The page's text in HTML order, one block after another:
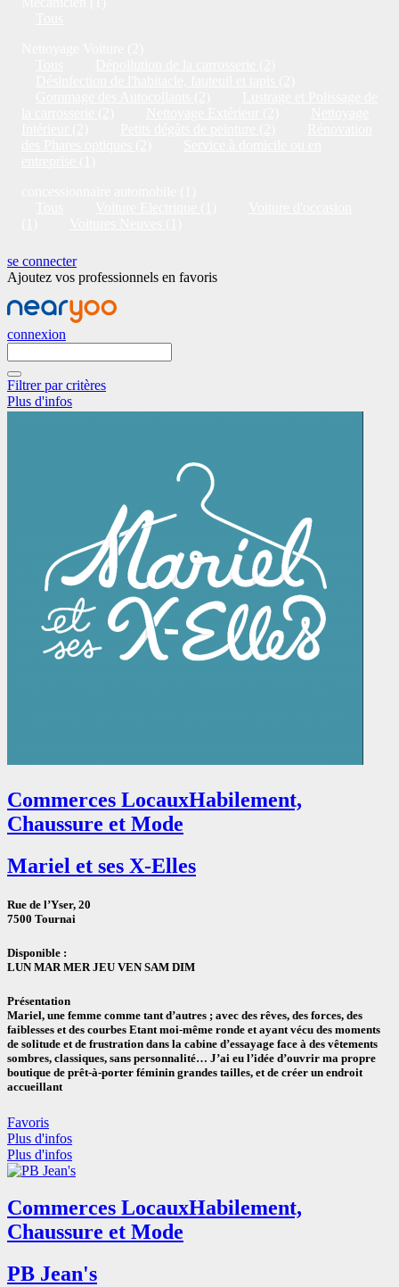
se connecter
Ajoutez vos professionnels en favoris
connexion
Filtrer par critères
Plus d'infos
Commerces LocauxHabilement,
Chaussure et Mode
Mariel et ses X-Elles
Rue de l’Yser, 20
7500 Tournai
Disponible :
LUN MAR MER JEU VEN SAM DIM
Présentation
Mariel, une femme comme tant d’autres ; avec des rêves, des forces, des
faiblesses et des courbes Etant moi-même ronde et ayant vécu des moments
de solitude et de frustration dans la cabine d’essayage face à des vêtements
sombres, classiques, sans personnalité… J’ai eu l’idée d’ouvrir ma propre
boutique de prêt-à-porter féminin grandes tailles, et de créer un endroit
accueillant
Favoris
Plus d'infos
Plus d'infos
Commerces LocauxHabilement,
Chaussure et Mode
PB Jean's